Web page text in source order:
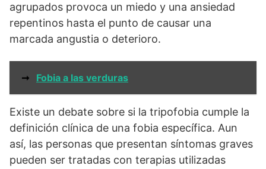
agrupados provoca un miedo y una ansiedad
repentinos hasta el punto de causar una
marcada angustia o deterioro.
➞ Fobia a las verduras
Existe un debate sobre si la tripofobia cumple la
definición clínica de una fobia específica. Aun
así, las personas que presentan síntomas graves
pueden ser tratadas con terapias utilizadas